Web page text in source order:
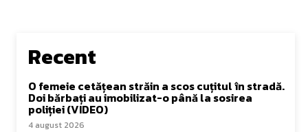
Recent
O femeie cetățean străin a scos cuțitul în stradă.
Doi bărbați au imobilizat-o până la sosirea
poliției (VIDEO)
4 august 2026